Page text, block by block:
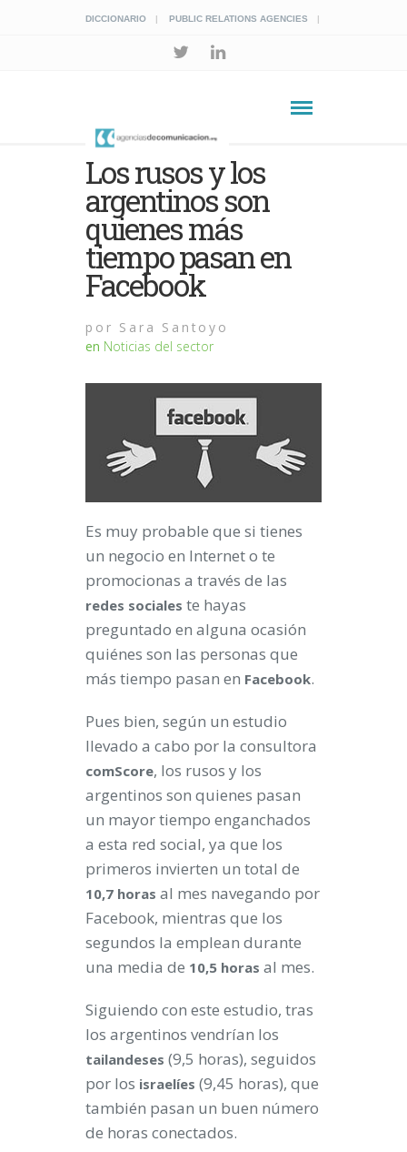
DICCIONARIO PUBLIC RELATIONS AGENCIES
Los rusos y los
argentinos son
quienes más
tiempo pasan en
Facebook
por Sara Santoyo
en Noticias del sector
Es muy probable que si tienes
un negocio en Internet o te
promocionas a través de las
redes sociales te hayas
preguntado en alguna ocasión
quiénes son las personas que
más tiempo pasan en Facebook.
Pues bien, según un estudio
llevado a cabo por la consultora
comScore, los rusos y los
argentinos son quienes pasan
un mayor tiempo enganchados
a esta red social, ya que los
primeros invierten un total de
10,7 horas al mes navegando por
Facebook, mientras que los
segundos la emplean durante
una media de 10,5 horas al mes.
Siguiendo con este estudio, tras
los argentinos vendrían los
tailandeses (9,5 horas), seguidos
por los israelíes (9,45 horas), que
también pasan un buen número
de horas conectados.